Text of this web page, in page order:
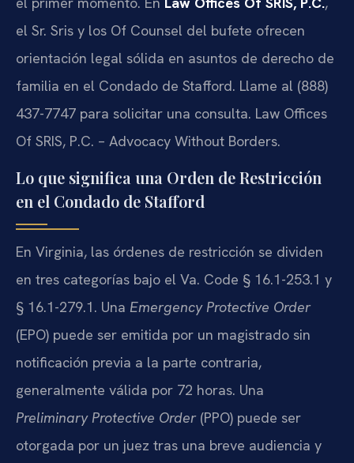
el Sr. Sris y los Of Counsel del bufete ofrecen
orientación legal sólida en asuntos de derecho de
familia en el Condado de Stafford. Llame al (888)
437-7747 para solicitar una consulta. Law Offices
Of SRIS, P.C. – Advocacy Without Borders.
Lo que significa una Orden de Restricción
en el Condado de Stafford
En Virginia, las órdenes de restricción se dividen
en tres categorías bajo el Va. Code § 16.1-253.1 y
§ 16.1-279.1. Una Emergency Protective Order
(EPO) puede ser emitida por un magistrado sin
notificación previa a la parte contraria,
generalmente válida por 72 horas. Una
Preliminary Protective Order(PPO) puede ser
otorgada por un juez tras una breve audiencia y